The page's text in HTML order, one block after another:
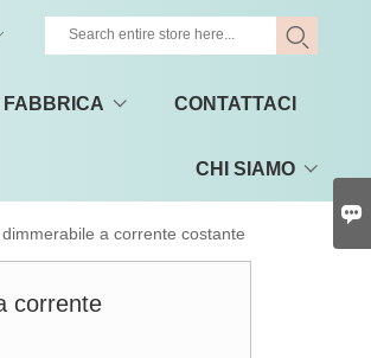
FABBRICA CONTATTACI
CHI SIAMO
a corrente costante
corrente
